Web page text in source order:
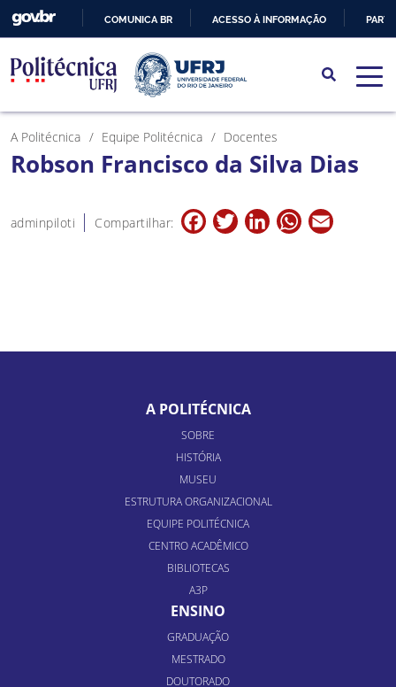
PARA
O
CONTEÚDO
COMUNICA BR ACESSO À INFORMAÇÃO
A Politécnica Equipe Politécnica Docentes
Robson Francisco da Silva Dias
adminpiloti Compartilhar: Facebook
TwitterLinkedInWhatsApp
Email
A POLITÉCNICA
SOBRE
HISTÓRIA
MUSEU
ESTRUTURA ORGANIZACIONAL
EQUIPE POLITÉCNICA
CENTRO ACADÊMICO
BIBLIOTECAS
A3P
ENSINO
GRADUAÇÃO
MESTRADO
DOUTORADO